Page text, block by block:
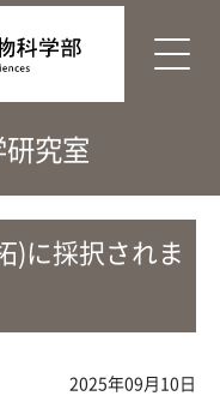
究室
に採択されま
2025年09月10日